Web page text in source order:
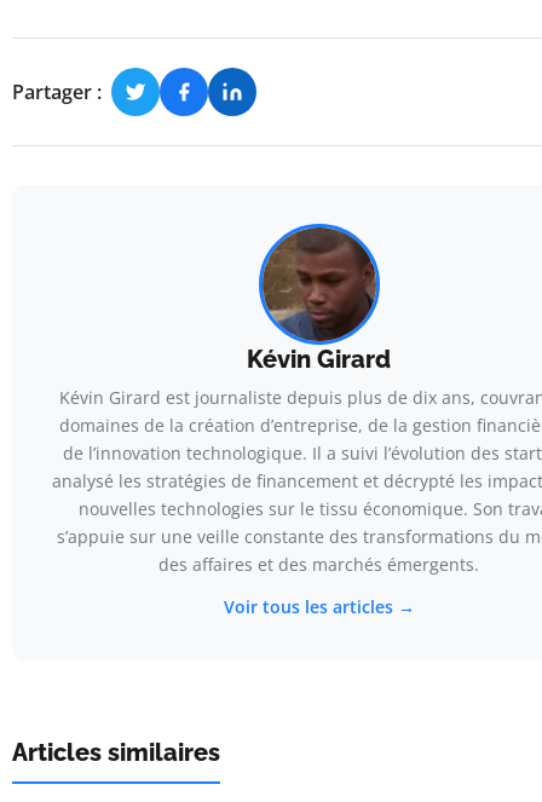
Partager :
Kévin Girard
Kévin Girard est journaliste depuis plus de dix ans,
domaines de la création d’entreprise, de la gestion
de l’innovation technologique. Il a suivi l’évolution des
analysé les stratégies de financement et décrypté les
nouvelles technologies sur le tissu économique. Son
s’appuie sur une veille constante des transformations du
des affaires et des marchés émergents.
Voir tous les articles →
Articles similaires